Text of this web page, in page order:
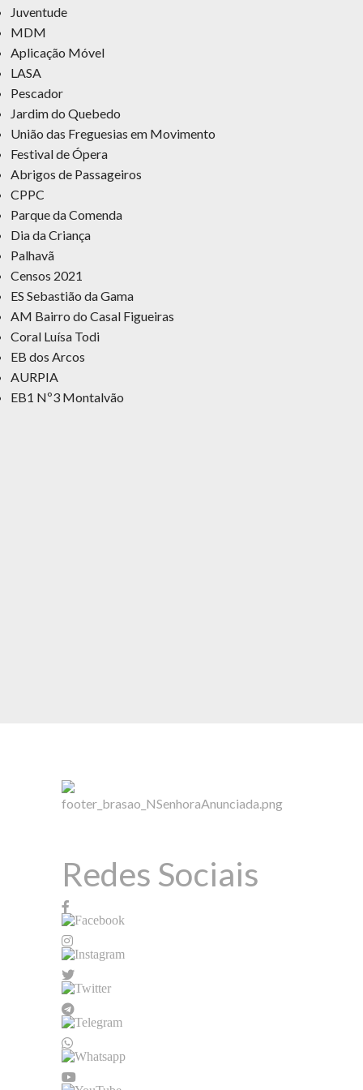
Juventude
MDM
Aplicação Móvel
LASA
Pescador
Jardim do Quebedo
União das Freguesias em Movimento
Festival de Ópera
Abrigos de Passageiros
CPPC
Parque da Comenda
Dia da Criança
Palhavã
Censos 2021
ES Sebastião da Gama
AM Bairro do Casal Figueiras
Coral Luísa Todi
EB dos Arcos
AURPIA
EB1 Nº3 Montalvão
Redes Sociais